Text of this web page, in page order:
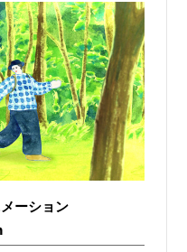
ーション